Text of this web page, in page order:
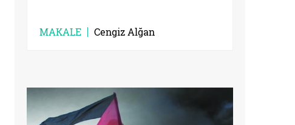
MAKALE Cengiz Alğan